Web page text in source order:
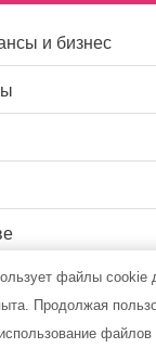
и бизнес
файлы cookie
Продолжая
файлов